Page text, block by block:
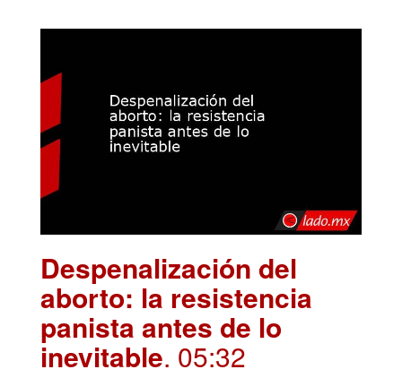
Despenalización del
aborto: la resistencia
panista antes de lo
inevitable. 05:32